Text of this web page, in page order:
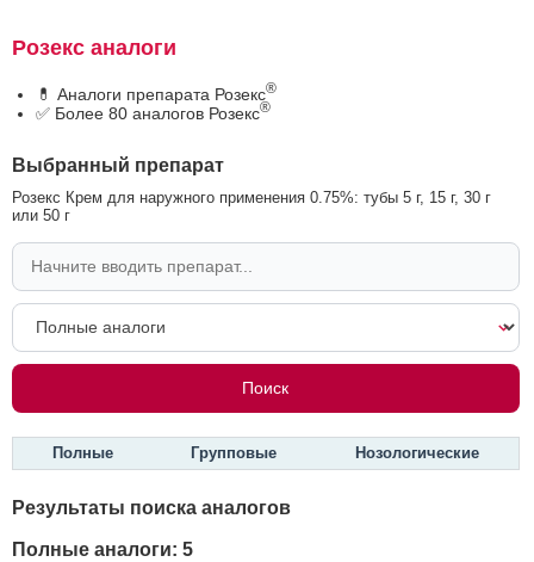
Розекс аналоги
💊 Аналоги препарата Розекс®
✅ Более 80 аналогов Розекс®
Выбранный препарат
Розекс Крем для наружного применения 0.75%: тубы 5 г, 15 г, 30 г
или 50 г
Полные Групповые Нозологические
Результаты поиска аналогов
Полные аналоги: 5